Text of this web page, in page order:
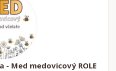
- Med medovicový ROLE